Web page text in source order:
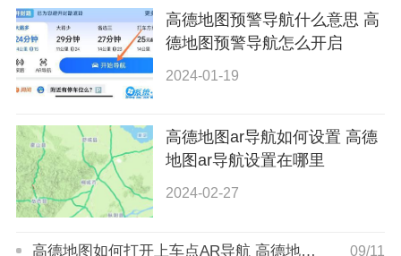
高德地图预警导航什么意思 高
德地图预警导航怎么开启
2024-01-19
高德地图ar导航如何设置 高德
地图ar导航设置在哪里
2024-02-27
高德地图如何打开上车点AR导航 高德地图打开上车点ar导航怎么设置 09/11